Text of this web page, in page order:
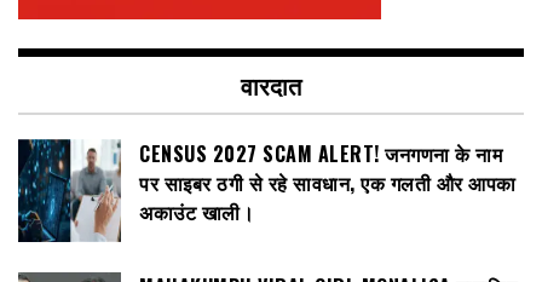
वारदात
CENSUS 2027 SCAM ALERT! जनगणना के नाम
पर साइबर ठगी से रहे सावधान, एक गलती और आपका
अकाउंट खाली।